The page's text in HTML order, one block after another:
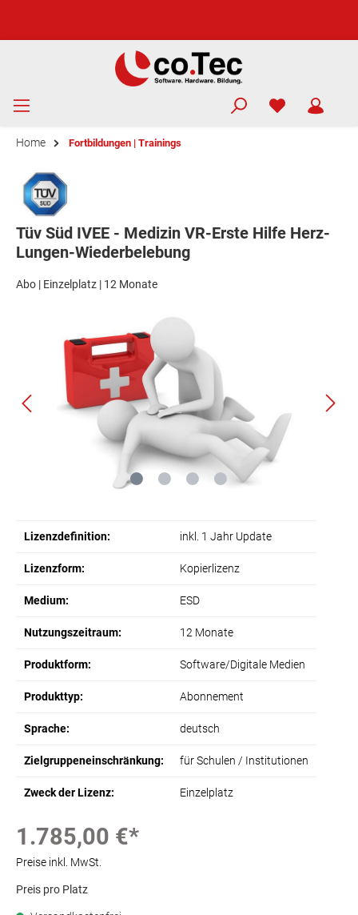
Home Fortbildungen | Trainings
Tüv Süd IVEE - Medizin VR-Erste Hilfe Herz-
Lungen-Wiederbelebung
Abo | Einzelplatz | 12 Monate
Lizenzdefinition: inkl. 1 Jahr Update
Lizenzform: Kopierlizenz
Medium: ESD
Nutzungszeitraum: 12 Monate
Produktform: Software/Digitale Medien
Produkttyp: Abonnement
Sprache: deutsch
Zielgruppeneinschränkung: für Schulen / Institutionen
Zweck der Lizenz: Einzelplatz
1.785,00 €*
Preise inkl. MwSt.
Preis pro Platz